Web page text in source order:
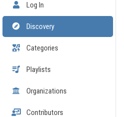
Log In
Discovery
Categories
Playlists
Organizations
Contributors